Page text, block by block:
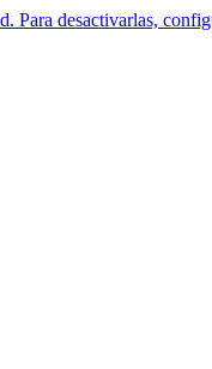
desactivarlas,